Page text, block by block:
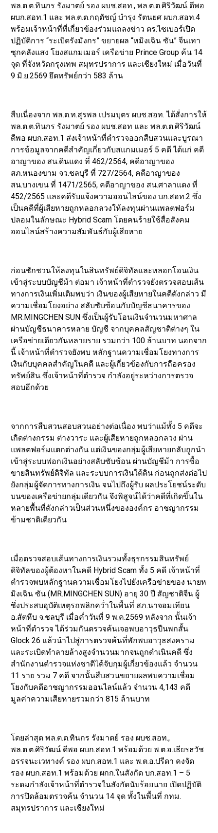
พล.ต.ต.ทินกร รังมาตย์ รอง ผบช.สอท., พล.ต.ต.ศิริวัฒน์ ดีพอ
ผบก.สอท.1 และ พล.ต.ต.กฤตัชญ์ บำรุง รัตนยศ ผบก.สอท.4
พร้อมเจ้าหน้าที่ที่เกี่ยวข้องร่วมแถลงข่าว ตร.ไซเบอร์เปิด
ปฏิบัติการ “ระเบิดรังมังกร” ขยายผล “หมิงเฉิน ซัน” จีนเทา
ซุกคลังแสง โยงสแกมเมอร์ เครือข่าย Prince Group ค้น 14
จุด ที่จังหวัดกรุงเทพ สมุทรปราการ และเชียงใหม่ เมื่อวันที่
9 มิ.ย.2569 ยึดทรัพย์กว่า 583 ล้าน
สืบเนื่องจาก พล.ต.ท.สุรพล เปรมบุตร ผบช.สอท. ได้สั่งการให้
พล.ต.ต.ทินกร รังมาตย์ รอง ผบช.สอท และ พล.ต.ต.ศิริวัฒน์
ดีพอ ผบก.สอท.1 ส่งเจ้าหน้าที่ตำรวจออกสืบสวนและบูรณา
การข้อมูลจากคดีสำคัญเกี่ยวกับสแกมเมอร์ 5 คดี ได้แก่ คดี
อาญาของ สน.ดินแดง ที่ 462/2564, คดีอาญาของ
สภ.หนองขาม จว.ชลบุรี ที่ 727/2564, คดีอาญาของ
สน.บางเขน ที่ 1471/2565, คดีอาญาของ สน.ศาลาแดง ที่
452/2565 และคดีรับแจ้งความออนไลน์ของ บก.สอท.2 ซึ่ง
เป็นคดีที่ผู้เสียหายถูกหลอกลวงให้ลงทุนผ่านแพลตฟอร์ม
ปลอมในลักษณะ Hybrid Scam โดยคนร้ายใช้สื่อสังคม
ออนไลน์สร้างความสัมพันธ์กับผู้เสียหาย
ก่อนชักชวนให้ลงทุนในสินทรัพย์ดิจิทัลและหลอกโอนเงิน
เข้าสู่ระบบบัญชีม้า ต่อมา เจ้าหน้าที่ตำรวจยังตรวจสอบเส้น
ทางการเงินเพิ่มเติมพบว่า เงินของผู้เสียหายในคดีดังกล่าว มี
ความเชื่อมโยงอย่าง สลับซับซ้อนกับบัญชีธนาคารของ
MR.MINGCHEN SUN ซึ่งเป็นผู้รับโอนเงินจำนวนมหาศาล
ผ่านบัญชีธนาคารหลาย บัญชี จากบุคคลสัญชาติต่างๆ ใน
เครือข่ายเดียวกันหลายราย รวมกว่า 100 ล้านบาท นอกจาก
นี้ เจ้าหน้าที่ตำรวจยังพบ หลักฐานความเชื่อมโยงทางการ
เงินกับบุคคลสำคัญในคดี และผู้เกี่ยวข้องกับการถือครอง
ทรัพย์สิน ซึ่งเจ้าหน้าที่ตำรวจ กำลังอยู่ระหว่างการตรวจ
สอบอีกด้วย
จากการสืบสวนสอบสวนอย่างต่อเนื่อง พบว่าแม้ทั้ง 5 คดีจะ
เกิดต่างกรรม ต่างวาระ และผู้เสียหายถูกหลอกลวง ผ่าน
แพลตฟอร์มแตกต่างกัน แต่เงินของกลุ่มผู้เสียหายกลับถูกนำ
เข้าสู่ระบบฟอกเงินอย่างสลับซับซ้อน ผ่านบัญชีม้า การซื้อ
ขายสินทรัพย์ดิจิทัล และระบบการเงินใต้ดิน ก่อนถูกส่งต่อไป
ยังกลุ่มผู้จัดการทางการเงิน จนไปถึงผู้รับ ผลประโยชน์ระดับ
บนของเครือข่ายกลุ่มเดียวกัน จึงพิสูจน์ได้ว่าคดีที่เกิดขึ้นใน
หลายพื้นที่ดังกล่าวเป็นส่วนหนึ่งขององค์กร อาชญากรรม
ข้ามชาติเดียวกัน
เมื่อตรวจสอบเส้นทางการเงินรวมทั้งธุรกรรมสินทรัพย์
ดิจิทัลของผู้ต้องหาในคดี Hybrid Scam ทั้ง 5 คดี เจ้าหน้าที่
ตำรวจพบหลักฐานความเชื่อมโยงไปยังเครือข่ายของ นายห
มิงเฉิน ซัน (MR.MINGCHEN SUN) อายุ 30 ปี สัญชาติจีน ผู้
ซึ่งประสบอุบัติเหตุรถพลิกคว่ำในพื้นที่ สภ.นาจอมเทียน
อ.สัตหีบ จ.ชลบุรี เมื่อค่ำวันที่ 9 พ.ค.2569 หลังจาก นั้นเจ้า
หน้าที่ตำรวจ ได้ร่วมกันตรวจค้นเจอพบอาวุธปืนพกสั้น
Glock 26 แล้วนำไปสู่การตรวจค้นที่พักพบอาวุธสงคราม
และระเบิดทำลายล้างสูงจำนวนมากจนถูกดำเนินคดี ซึ่ง
สำนักงานตำรวจแห่งชาติได้จับกุมผู้เกี่ยวข้องแล้ว จำนวน
11 ราย รวม 7 คดี จากนั้นสืบสวนขยายผลพบความเชื่อม
โยงกับคดีอาชญากรรมออนไลน์แล้ว จำนวน 4,143 คดี
มูลค่าความเสียหายรวมกว่า 815 ล้านบาท
โดยล่าสุด พล.ต.ต.ทินกร รังมาตย์ รอง ผบช.สอท.,
พล.ต.ต.ศิริวัฒน์ ดีพอ ผบก.สอท.1 พร้อมด้วย พ.ต.อ.เธียรธวัช
อรรจนะเวทางค์ รอง ผบก.สอท.1 และ พ.ต.อ.ปรีดา คงจัด
รอง ผบก.สอท.1 พร้อมด้วย ผกก.ในสังกัด บก.สอท.1 – 5
ระดมกำลังเจ้าหน้าที่ตำรวจในสังกัดนับร้อยนาย เปิดปฏิบัติ
การปิดล้อมตรวจค้น จำนวน 14 จุด ทั้งในพื้นที่ กทม.
สมุทรปราการ และเชียงใหม่